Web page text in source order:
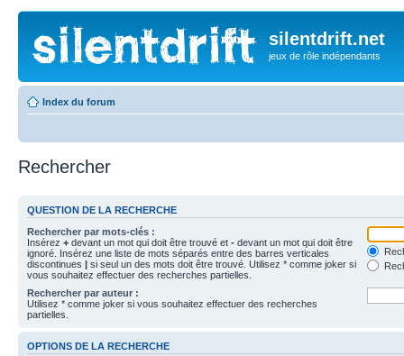
silentdrift.net
jeux de rôle indépendants
Index du forum
Rechercher
QUESTION DE LA RECHERCHE
Rechercher par mots-clés :
Insérez + devant un mot qui doit être trouvé et - devant un mot qui doit être
ignoré. Insérez une liste de mots séparés entre des barres verticales
discontinues | si seul un des mots doit être trouvé. Utilisez * comme joker si
vous souhaitez effectuer des recherches partielles.
Rechercher par auteur :
Utilisez * comme joker si vous souhaitez effectuer des recherches
partielles.
OPTIONS DE LA RECHERCHE